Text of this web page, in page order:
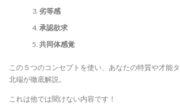
劣等感
承認欲求
共同体感覚
この５つのコンセプトを使い、あなたの特質や才能
北端が徹底解説。
これは他では聞けない内容です！